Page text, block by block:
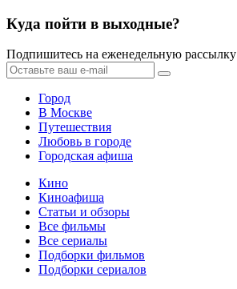
Куда пойти в выходные?
Подпишитесь на еженедельную рассылку
Город
В Москве
Путешествия
Любовь в городе
Городская афиша
Кино
Киноафиша
Статьи и обзоры
Все фильмы
Все сериалы
Подборки фильмов
Подборки сериалов